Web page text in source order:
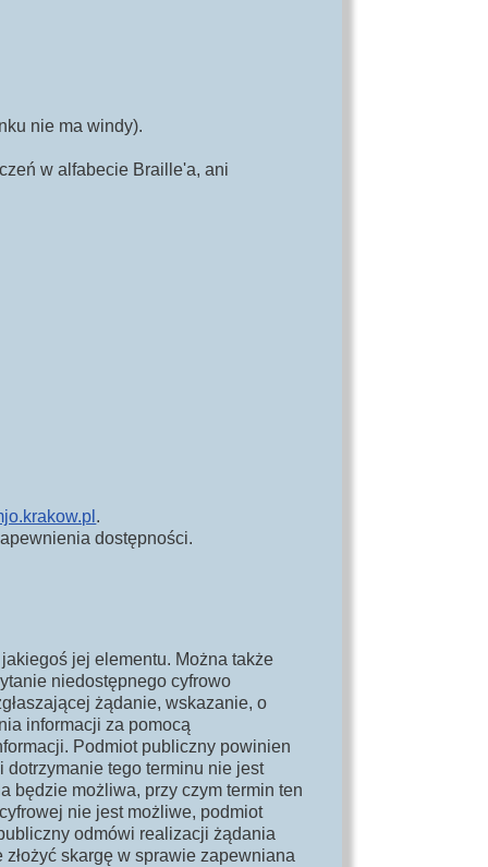
nie ma windy).
w alfabecie Braille'a, ani
.
dostępności.
jej elementu. Można także
niedostępnego cyfrowo
żądanie, wskazanie, o
informacji za pomocą
Podmiot publiczny powinien
tego terminu nie jest
będzie możliwa, przy czym termin ten
nie jest możliwe, podmiot
odmówi realizacji żądania
skargę w sprawie zapewniana